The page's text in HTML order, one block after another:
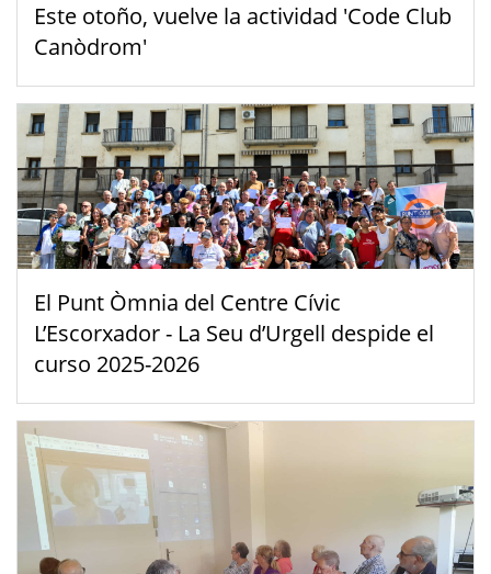
Este otoño, vuelve la actividad 'Code Club
Canòdrom'
El Punt Òmnia del Centre Cívic
L’Escorxador - La Seu d’Urgell despide el
curso 2025-2026